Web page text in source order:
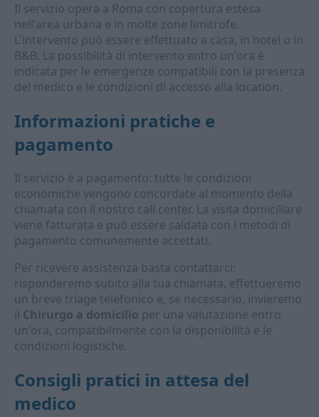
Il servizio opera a Roma con copertura estesa
nell'area urbana e in molte zone limitrofe.
L'intervento può essere effettuato a casa, in hotel o in
B&B. La possibilità di intervento entro un'ora è
indicata per le emergenze compatibili con la presenza
del medico e le condizioni di accesso alla location.
Informazioni pratiche e
pagamento
Il servizio è a pagamento: tutte le condizioni
economiche vengono concordate al momento della
chiamata con il nostro call center. La visita domiciliare
viene fatturata e può essere saldata con i metodi di
pagamento comunemente accettati.
Per ricevere assistenza basta contattarci:
risponderemo subito alla tua chiamata, effettueremo
un breve triage telefonico e, se necessario, invieremo
Chirurgo a domicilio per una valutazione entro
un'ora, compatibilmente con la disponibilità e le
condizioni logistiche.
Consigli pratici in attesa del
medico